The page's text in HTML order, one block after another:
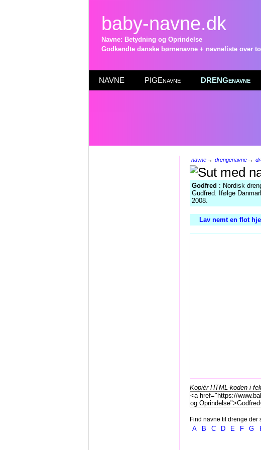
baby-navne.dk
Navne: Betydning og Oprindelse
Godkendte danske børnenavne + navneliste over
NAVNE PIGEnavne DRENGenavne
navne→ drengenavne→
Godfred : Nordisk
Gudfred. Ifølge
2008.
Lav nemt en flot
Kopiér HTML-koden i
Find navne til drenge der
A B C D E F G